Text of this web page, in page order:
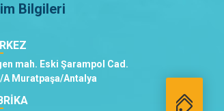
Bilgileri
mah. Eski Şarampol Cad.
A Muratpaşa/Antalya